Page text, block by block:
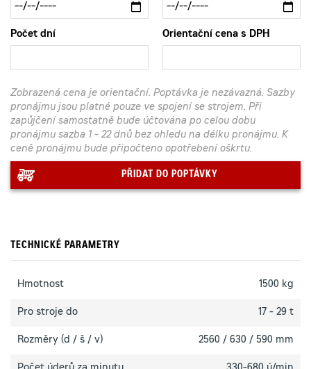
Počet dní Orientační cena s DPH
Zobrazená cena je orientační. Poptávka je nezávazná. Sazby
pronájmu jsou platné pouze ve spojení se strojem. Při
zapůjčení samostatně bude účtována po celou dobu
pronájmu sazba 1 - 22 dnů bez ohledu na délku pronájmu. K
ceně pronájmu bude připočteno opotřebení oškrtu.
PŘIDAT DO POPTÁVKY
TECHNICKÉ PARAMETRY
Hmotnost 1500 kg
Pro stroje do 17 - 29 t
Rozměry (d / š / v) 2560 / 630 / 590 mm